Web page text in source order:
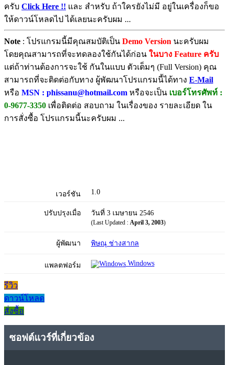
ครับ Click Here !! และ สำหรับ ถ้าใครยังไม่มี อยู่ในเครื่องก็ขอ
ให้ดาวน์โหลดไป ได้เลยนะครับผม ...
Note : โปรแกรมนี้มีคุณสมบัติเป็น Demo Version นะครับผม
โดยคุณสามารถที่จะทดลองใช้กันได้ก่อน ในบาง Feature ครับ
แต่ถ้าท่านต้องการจะใช้ กันในแบบ ตัวเต็มๆ (Full Version) คุณ
สามารถที่จะติดต่อกับทาง ผู้พัฒนาโปรแกรมนี้ได้ทาง E-Mail
หรือ MSN : phissanu@hotmail.com หรือจะเป็น เบอร์โทรศัพท์ :
0-9677-3350 เพื่อติดต่อ สอบถาม ในเรื่องของ รายละเอียด ใน
การสั่งซื้อ โปรแกรมนี้นะครับผม ...
เวอร์ชัน 1.0
ปรับปรุงเมื่อ วันที่ 3 เมษายน 2546
(Last Updated : April 3, 2003)
ผู้พัฒนา พิษณุ ช่างสากล
แพลตฟอร์ม Windows
รีวิว
ดาวน์โหลด
สั่งซื้อ
ซอฟต์แวร์ที่เกี่ยวข้อง